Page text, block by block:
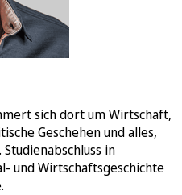
sich dort um Wirtschaft,
Geschehen und alles,
in
und Wirtschaftsgeschichte